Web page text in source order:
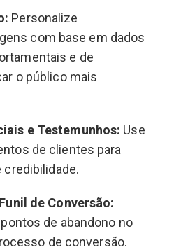
Personalize
com base em dados
e de
o público mais
e Testemunhos: Use
de clientes para
de Conversão:
de abandono no
de conversão.